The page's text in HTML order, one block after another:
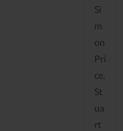
Si
m
on
Pri
ce,
St
ua
rt